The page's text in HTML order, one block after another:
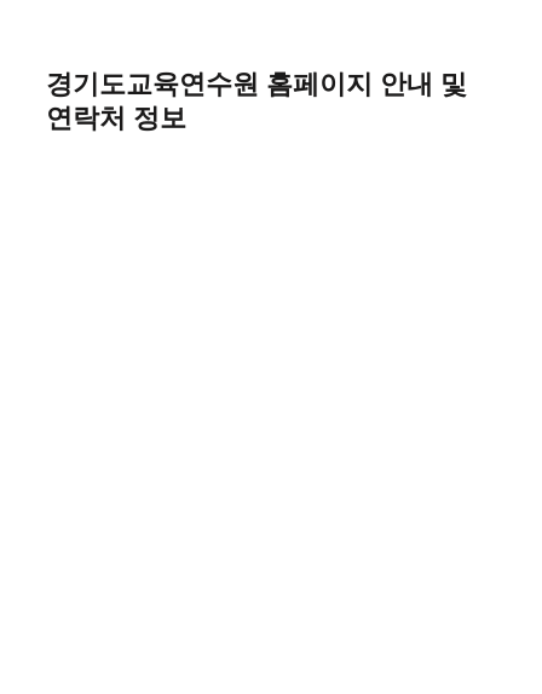
경기도교육연수원 홈페이지 안내 및
연락처 정보